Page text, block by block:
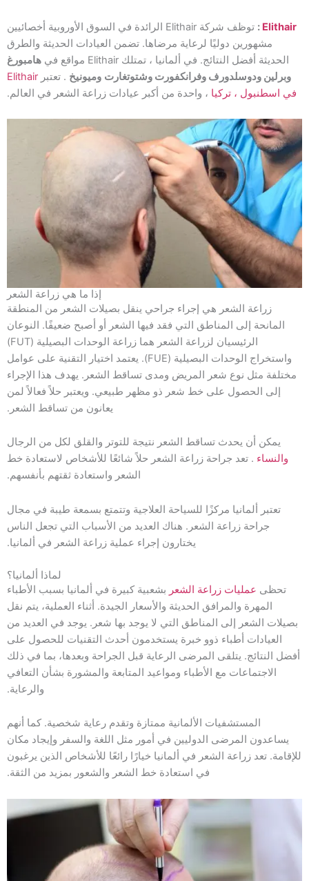
Elithair
:
توظف شركة Elithair الرائدة في السوق الأوروبية أخصائيين
مشهورين دوليًا لرعاية مرضاها. تضمن العيادات الحديثة والطرق
الحديثة أفضل النتائج. في ألمانيا ، تمتلك Elithair مواقع في
هامبورغ
وبرلين ودوسلدورف وفرانكفورت وشتوتغارت وميونيخ . تعتبر Elithair
في اسطنبول ، تركيا ، واحدة من أكبر عيادات زراعة الشعر في العالم.
إذا ما هي زراعة الشعر
زراعة الشعر هي إجراء جراحي ينقل بصيلات الشعر من المنطقة
المانحة إلى المناطق التي فقد فيها الشعر أو أصبح ضعيفًا. النوعان
الرئيسيان لزراعة الشعر هما زراعة الوحدات البصيلية (FUT)
واستخراج الوحدات البصيلية (FUE). يعتمد اختيار التقنية على عوامل
مختلفة مثل نوع شعر المريض ومدى تساقط الشعر. يهدف هذا الإجراء
إلى الحصول على خط شعر ذو مظهر طبيعي. ويعتبر حلاً فعالاً لمن
يعانون من تساقط الشعر.
يمكن أن يحدث تساقط الشعر نتيجة للتوتر والقلق لكل من الرجال
والنساء . تعد جراحة زراعة الشعر حلاً شائعًا للأشخاص لاستعادة خط
الشعر واستعادة ثقتهم بأنفسهم.
تعتبر ألمانيا مركزًا للسياحة العلاجية وتتمتع بسمعة طيبة في مجال
جراحة زراعة الشعر. هناك العديد من الأسباب التي تجعل الناس
يختارون إجراء عملية زراعة الشعر في ألمانيا.
لماذا ألمانيا؟
تحظى عمليات زراعة الشعر بشعبية كبيرة في ألمانيا بسبب الأطباء
المهرة والمرافق الحديثة والأسعار الجيدة. أثناء العملية، يتم نقل
بصيلات الشعر إلى المناطق التي لا يوجد بها شعر. يوجد في العديد من
العيادات أطباء ذوو خبرة يستخدمون أحدث التقنيات للحصول على
أفضل النتائج. يتلقى المرضى الرعاية قبل الجراحة وبعدها، بما في ذلك
الاجتماعات مع الأطباء ومواعيد المتابعة والمشورة بشأن التعافي
والرعاية.
المستشفيات الألمانية ممتازة وتقدم رعاية شخصية. كما أنهم
يساعدون المرضى الدوليين في أمور مثل اللغة والسفر وإيجاد مكان
للإقامة. تعد زراعة الشعر في ألمانيا خيارًا رائعًا للأشخاص الذين يرغبون
في استعادة خط الشعر والشعور بمزيد من الثقة.